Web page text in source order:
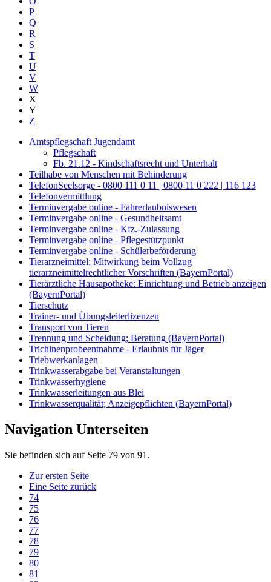
P
Q
R
S
T
U
V
W
X
Y
Z
Amtspflegschaft Jugendamt
Pflegschaft
Fb. 21.12 - Kindschaftsrecht und Unterhalt
Teilhabe von Menschen mit Behinderung
TelefonSeelsorge - 0800 111 0 11 | 0800 11 0 222 | 116 123
Telefonvermittlung
Terminvergabe online - Fahrerlaubniswesen
Terminvergabe online - Gesundheitsamt
Terminvergabe online - Kfz.-Zulassung
Terminvergabe online - Pflegestützpunkt
Terminvergabe online - Schülerbeförderung
Tierarzneimittel; Mitwirkung beim Vollzug
tierarzneimittelrechtlicher Vorschriften (BayernPortal)
Tierärztliche Hausapotheke: Einrichtung und Betrieb anzeigen
(BayernPortal)
Tierschutz
Trainer- und Übungsleiterlizenzen
Transport von Tieren
Trennung und Scheidung; Beratung (BayernPortal)
Trichinenprobeentnahme - Erlaubnis für Jäger
Triebwerkanlagen
Trinkwasserabgabe bei Veranstaltungen
Trinkwasserhygiene
Trinkwasserleitungen aus Blei
Trinkwasserqualität; Anzeigepflichten (BayernPortal)
Navigation Unterseiten
Sie befinden sich auf Seite 79 von 91.
Zur ersten Seite
Eine Seite zurück
74
75
76
77
78
79
80
81